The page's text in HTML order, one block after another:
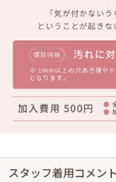
スタッフ着用コメント